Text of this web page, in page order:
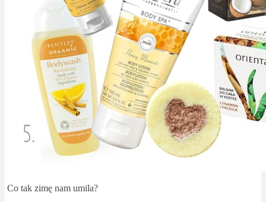
Co tak zimę nam umila?